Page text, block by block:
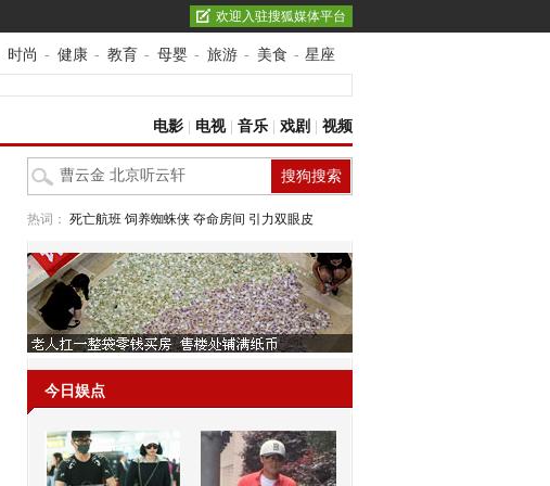
欢迎入驻搜狐媒体平台
时尚 - 健康 - 教育 - 母婴 - 旅游 - 美食 - 星座
电影 电视| 音乐 戏剧 视频
热词： 死亡航班 饲养蜘蛛侠 夺命房间 引力双眼皮
今日娱点